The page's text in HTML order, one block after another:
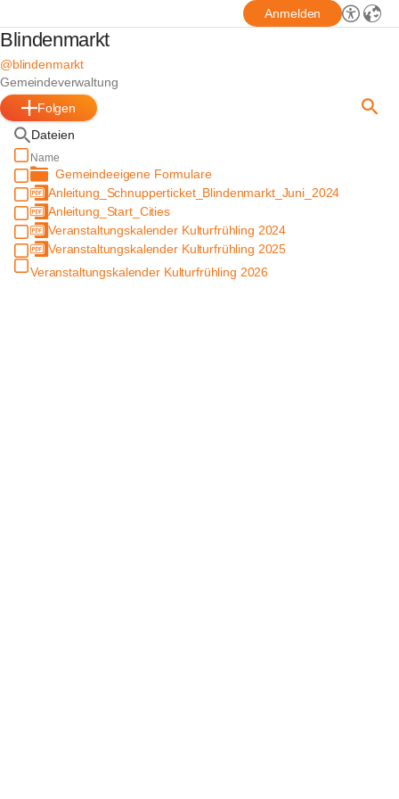
Anmelden
Blindenmarkt
@blindenmarkt
Gemeindeverwaltung
Folgen
Dateien
Name
Gemeindeeigene Formulare
Anleitung_Schnupperticket_Blindenmarkt_Juni_2024
Anleitung_Start_Cities
Veranstaltungskalender Kulturfrühling 2024
Veranstaltungskalender Kulturfrühling 2025
Veranstaltungskalender Kulturfrühling 2026